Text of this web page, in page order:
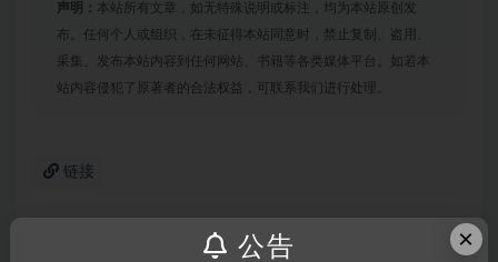
声明： 本站所有文章，如无特殊说明或标注，均为本站原创发
布。任何个人或组织，在未征得本站同意时，禁止复制、盗用、
采集、发布本站内容到任何网站、书籍等各类媒体平台。如若本
站内容侵犯了原著者的合法权益，可联系我们进行处理。
链接
×
公告